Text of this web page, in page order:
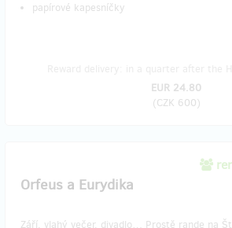
papírové kapesníčky
EUR 24.80
(CZK 600)
Orfeus a Eurydika
Září, vlahý večer, divadlo… Prostě rande na